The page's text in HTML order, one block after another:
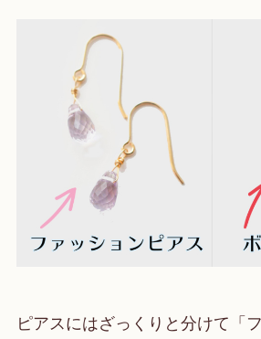
ピアスにはざっくりと分けて「